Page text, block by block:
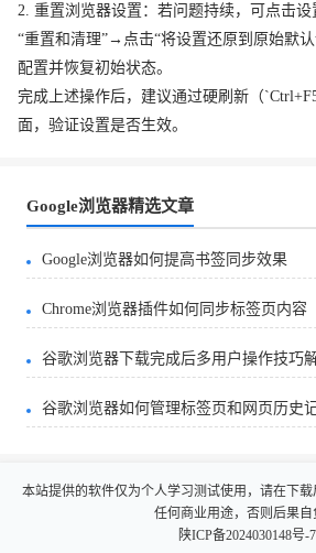
2. 重置浏览器设置：若问题持续，可点击
“重置和清理”→点击“将设置还原到原始默
配置并恢复初始状态。
完成上述操作后，建议通过硬刷新（
面，验证设置是否生效。
Google浏览器精选文章
Google浏览器如何提高书签同步效果
Chrome浏览器插件如何同步标签页内容
谷歌浏览器下载完成后多用户操作技巧
谷歌浏览器如何管理标签页和网页历史
本站提供的软件仅为个人学习测试使用，请在下
任何商业用途，否则后果自
陕ICP备2024030148号-7